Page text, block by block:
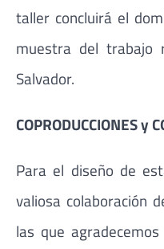
taller concluirá el
muestra del trabajo
Salvador.
COPRODUCCIONES y
Para el diseño de
valiosa colaboración
las que